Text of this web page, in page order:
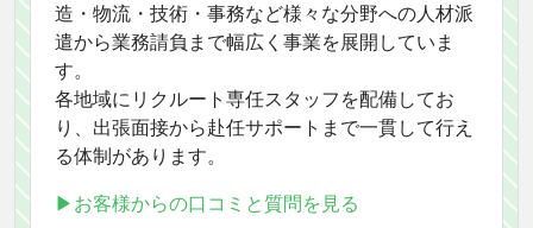
造・物流・技術・事務など様々な分野への人材派
遣から業務請負まで幅広く事業を展開していま
す。
各地域にリクルート専任スタッフを配備してお
り、出張面接から赴任サポートまで一貫して行え
る体制があります。
▶お客様からの口コミと質問を見る